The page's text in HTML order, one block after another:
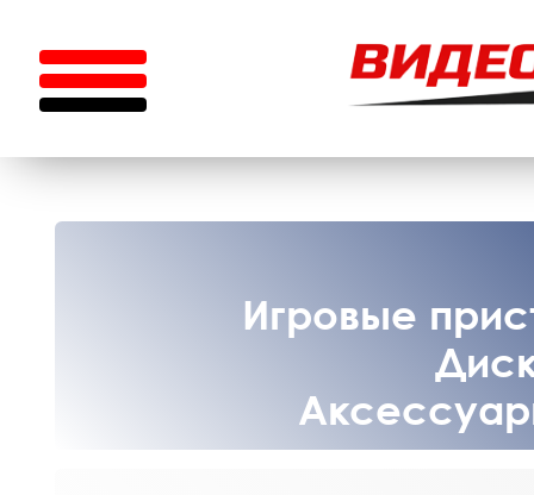
Игровые